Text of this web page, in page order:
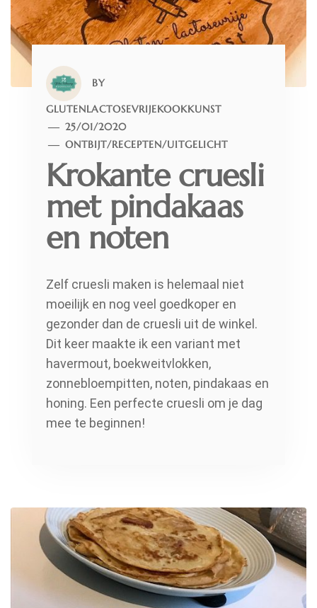
BY
GLUTENLACTOSEVRIJEKOOKKUNST
25/01/2020
ONTBIJT/RECEPTEN/UITGELICHT
Krokante cruesli
met pindakaas
en noten
Zelf cruesli maken is helemaal niet
moeilijk en nog veel goedkoper en
gezonder dan de cruesli uit de winkel.
Dit keer maakte ik een variant met
havermout, boekweitvlokken,
zonnebloempitten, noten, pindakaas en
honing. Een perfecte cruesli om je dag
mee te beginnen!